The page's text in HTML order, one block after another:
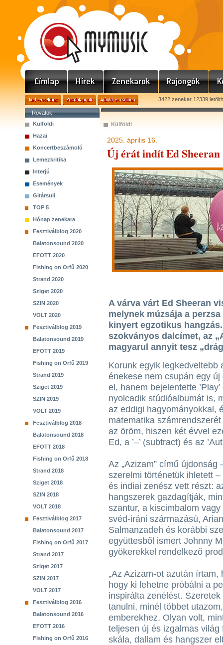
3422 zenekar 12339
Rovatok
Külföldi
Hazai
Koncertbeszámoló
Lemezkritika
Interjú
Események
Gitársuli
TOP 5
Hónap zenekara
Fesztiválblog 2020
Balatonsound 2020
EFOTT 2020
Fishing on Orfű 2020
Strand 2020
Sziget 2020
SZIN 2020
VOLT 2020
Fesztiválblog 2019
Balatonsound 2019
EFOTT 2019
Fishing on Orfű 2019
Strand 2019
Sziget 2019
SZIN 2019
VOLT 2019
Fesztiválblog 2018
Balatonsound 2018
EFOTT 2018
Fishing on Orfű 2018
Strand 2018
Sziget 2018
SZIN 2018
VOLT 2018
Fesztiválblog 2017
Balatonsound 2017
Fishing on Orfű 2017
Strand 2017
Sziget 2017
SZIN 2017
VOLT 2017
Fesztiválblog 2016
Balatonsound 2016
EFOTT 2016
Fishing on Orfű 2016
Külföldi
2025. április 16.
Új érát indít Ed Sheeran
A várva várt Ed Sheeran
melynek múzsája a
kinyert egzotikus
szokványos dalcímet, az
magyarul annyit tesz
Korunk egyik legkedveltebb
énekese nem csupán egy új
el, hanem bejelentette
nyolcadik stúdióalbumát is,
az eddigi hagyományokkal,
matematika
az öröm, hiszen két évvel
Ed, a ’–’ (subtract) és az
Az „Azizam” című
szerelmi történetük ihletett
és indiai zenész vett részt:
hangszerek gazdagítják,
szantur, a kiscimbalom
svéd-iráni származású,
Salmanzadeh és korábbi
együttesből ismert Johnny
gyökerekkel rendelkező
„Az Azizam-ot azután
hogy ki lehetne próbálni a
inspirálta zenélést.
tanulni, minél többet
emberekhez. Olyan volt,
teljesen új és izgalmas
skála, dallam és hangszer